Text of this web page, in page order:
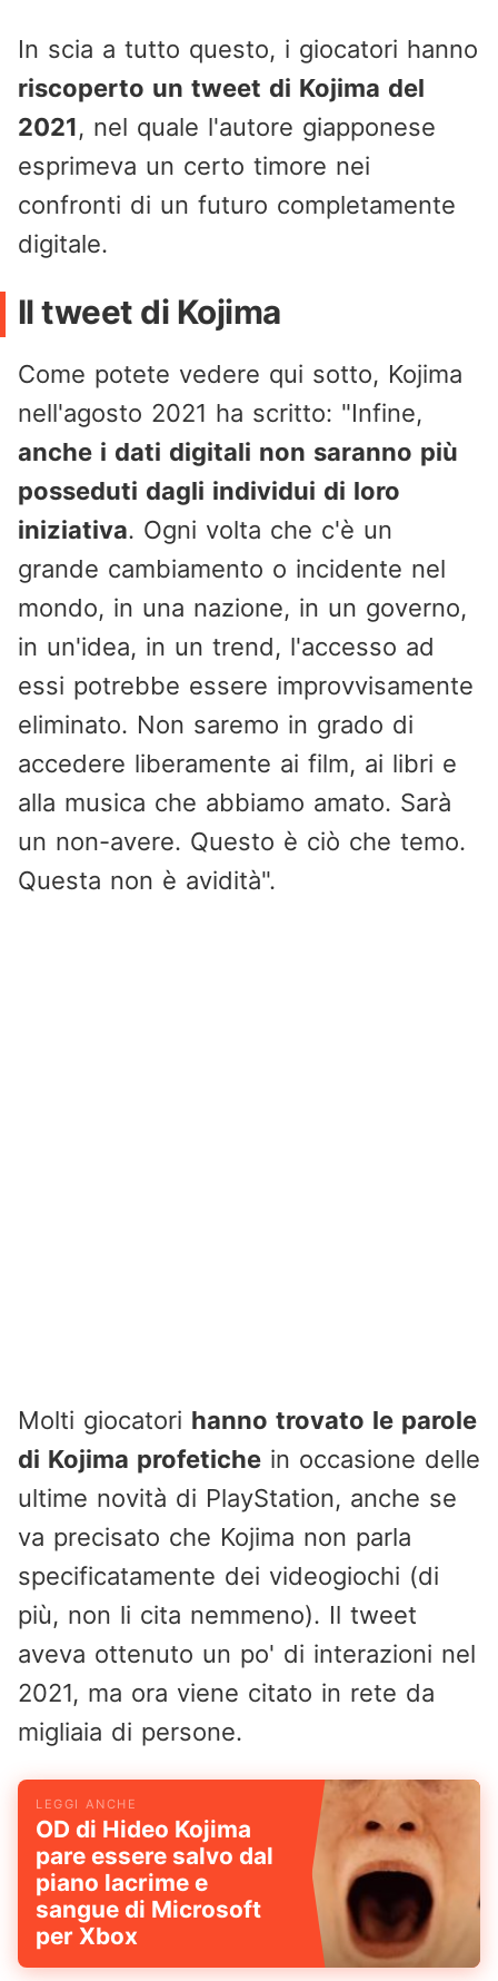
In scia a tutto questo, i giocatori hanno
riscoperto un tweet di Kojima del
2021, nel quale l'autore giapponese
esprimeva un certo timore nei
confronti di un futuro completamente
digitale.
Il tweet di Kojima
Come potete vedere qui sotto, Kojima
nell'agosto 2021 ha scritto: "Infine,
anche i dati digitali non saranno più
posseduti dagli individui di loro
iniziativa. Ogni volta che c'è un
grande cambiamento o incidente nel
mondo, in una nazione, in un governo,
in un'idea, in un trend, l'accesso ad
essi potrebbe essere improvvisamente
eliminato. Non saremo in grado di
accedere liberamente ai film, ai libri e
alla musica che abbiamo amato. Sarà
un non-avere. Questo è ciò che temo.
Questa non è avidità".
Molti giocatori hanno trovato le parole
di Kojima profetiche in occasione delle
ultime novità di PlayStation, anche se
va precisato che Kojima non parla
specificatamente dei videogiochi (di
più, non li cita nemmeno). Il tweet
aveva ottenuto un po' di interazioni nel
2021, ma ora viene citato in rete da
migliaia di persone.
OD di Hideo Kojima
pare essere salvo dal
piano lacrime e
sangue di Microsoft
per Xbox